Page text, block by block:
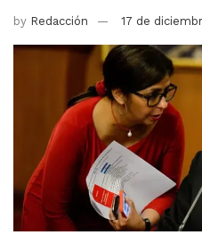
by Redacción 17 de